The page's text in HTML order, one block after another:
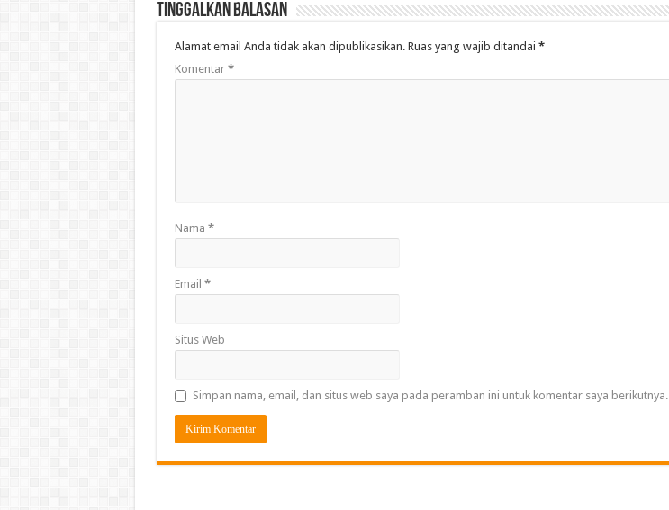
Tinggalkan Balasan
Alamat email Anda tidak akan dipublikasikan. Ruas yang wajib ditandai *
Komentar *
Nama *
Email *
Situs Web
Simpan nama, email, dan situs web saya pada peramban ini untuk komentar saya berikutnya.